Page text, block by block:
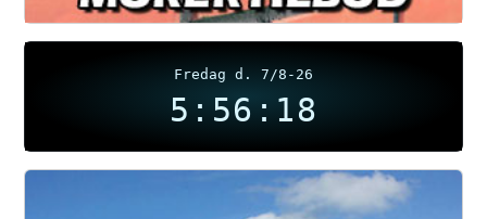
Fredag d. 7/8-26
5:56:19